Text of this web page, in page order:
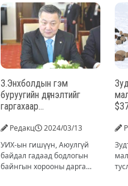
З.Энхболдын гэм
буруугийн дүгнэлтийг
гаргахаар
ЗӨВЛӨЛДӨЖ байна
Редакц
2024/03/13
УИХ-ын гишүүн, Аюулгүй
байдал гадаад бодлогын
байнгын хорооны дарга